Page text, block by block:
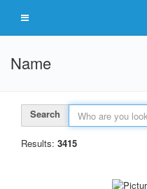
Name
Search
Results: 3415